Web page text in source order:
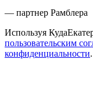
— партнер Рамблера
Используя
пользовательским
конфиденциальности.